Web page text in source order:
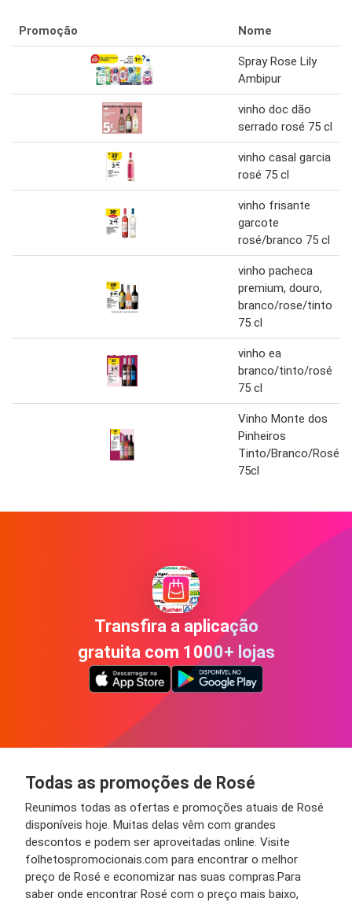
Promoção Nome
Spray Rose Lily
Ambipur
vinho doc dão
serrado rosé 75 cl
vinho casal garcia
rosé 75 cl
vinho frisante
garcote
rosé/branco 75 cl
vinho pacheca
premium, douro,
branco/rose/tinto
75 cl
vinho ea
branco/tinto/rosé
75 cl
Vinho Monte dos
Pinheiros
Tinto/Branco/Rosé
75cl
Transfira a aplicação
gratuita com 1000+ lojas
Todas as promoções de Rosé
Reunimos todas as ofertas e promoções atuais de Rosé
disponíveis hoje. Muitas delas vêm com grandes
descontos e podem ser aproveitadas online. Visite
folhetospromocionais.com para encontrar o melhor
preço de Rosé e economizar nas suas compras.Para
saber onde encontrar Rosé com o preço mais baixo,